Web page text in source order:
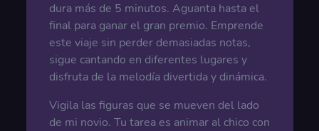
dura más de 5 minutos. Aguanta hasta el
final para ganar el gran premio. Emprende
este viaje sin perder demasiadas notas,
sigue cantando en diferentes lugares y
disfruta de la melodía divertida y dinámica.
Vigila las figuras que se mueven del lado
de mi novio. Tu tarea es animar al chico con